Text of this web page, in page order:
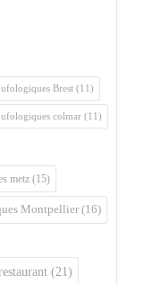
ufologiques Brest (11)
ufologiques colmar (11)
metz (15)
Montpellier (16)
(21)